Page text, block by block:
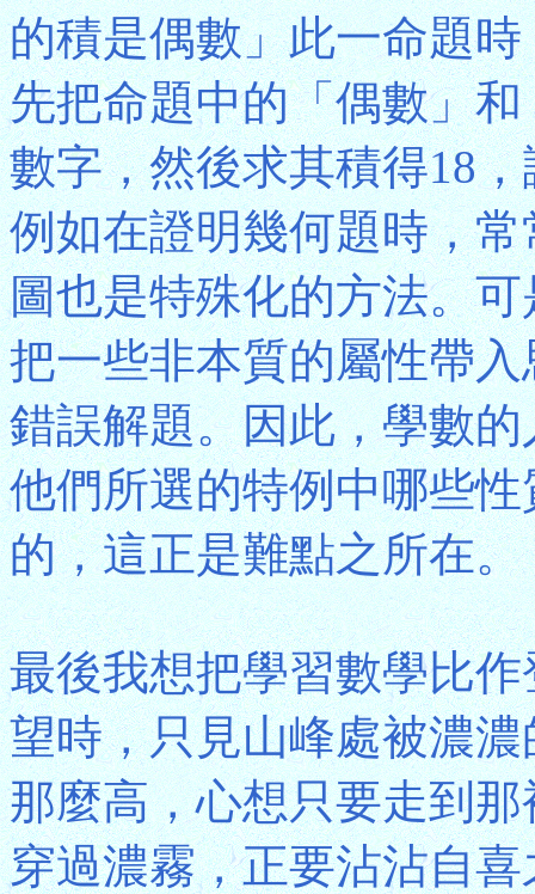
的積是偶數」此一命題
先把命題中的「偶數」
數字，然後求其積得18
例如在證明幾何題時，
圖也是特殊化的方法。
把一些非本質的屬性帶
錯誤解題。因此，學數
他們所選的特例中哪些
的，這正是難點之所在。
最後我想把學習數學比
望時，只見山峰處被濃
那麼高，心想只要走到
穿過濃霧，正要沾沾自